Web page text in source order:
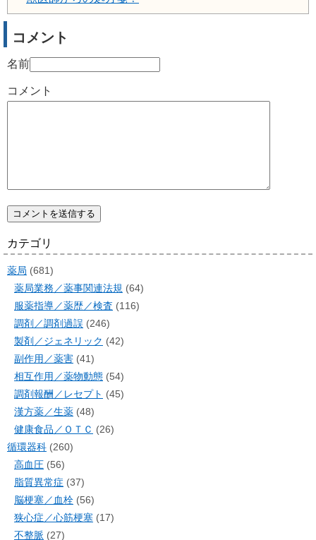
コメント
名前
コメント
カテゴリ
薬局 (681)
薬局業務／薬事関連法規 (64)
服薬指導／薬歴／検査 (116)
調剤／調剤過誤 (246)
製剤／ジェネリック (42)
副作用／薬害 (41)
相互作用／薬物動態 (54)
調剤報酬／レセプト (45)
漢方薬／生薬 (48)
健康食品／ＯＴＣ (26)
循環器科 (260)
高血圧 (56)
脂質異常症 (37)
脳梗塞／血栓 (56)
狭心症／心筋梗塞 (17)
不整脈 (27)